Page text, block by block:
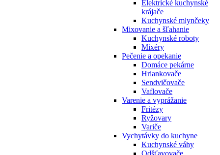
Elektrické kuchynské
krájače
Kuchynské mlynčeky
Mixovanie a šľahanie
Kuchynské roboty
Mixéry
Pečenie a opekanie
Domáce pekárne
Hriankovače
Sendvičovače
Vaflovače
Varenie a vyprážanie
Fritézy
Ryžovary
Variče
Vychytávky do kuchyne
Kuchynské váhy
Odšťavovače